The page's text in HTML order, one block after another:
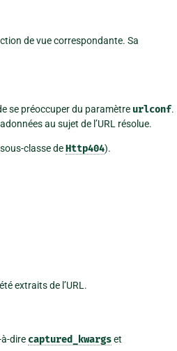
de vue correspondante. Sa
se préoccuper du paramètre urlconf.
au sujet de l’URL résolue.
classe deHttp404).
extraits de l’URL.
dire captured_kwargset